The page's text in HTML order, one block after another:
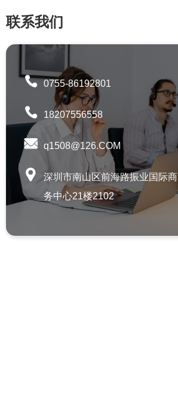
联系我们
0755-86192801
18207556558
q1508@126.COM
深圳市南山区前海路振业国际商
务中心21楼2102